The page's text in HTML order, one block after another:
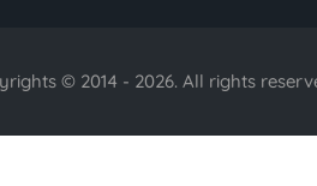
© 2014 - 2026. All rights